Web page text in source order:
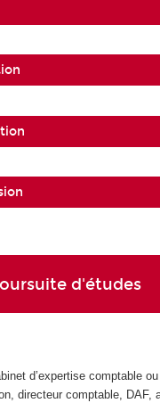
d'études
d’expertise comptable
directeur comptable, DAF,